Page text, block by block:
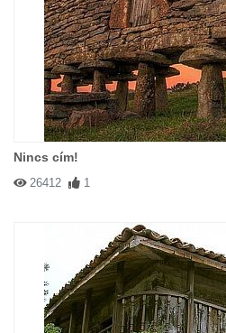
Nincs cím!
26412 1